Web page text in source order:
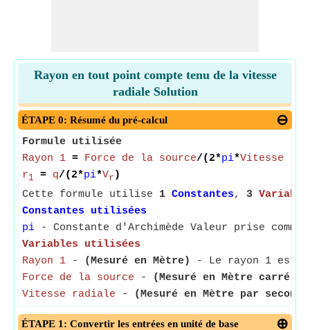
Rayon en tout point compte tenu de la vitesse
radiale Solution
ÉTAPE 0: Résumé du pré-calcul
Formule utilisée
Rayon 1 = Force de la source/(2*pi*Vitesse
r1 = q/(2*pi*Vr )
Cette formule utilise 1 Constantes, 3
Constantes utilisées
pi - Constante d'Archimède Valeur prise comme
Variables utilisées
Rayon 1 - (Mesuré en Mètre)
- Le rayon 1 est
Force de la source -
(Mesuré en Mètre carré
Vitesse radiale - (Mesuré en Mètre par
ÉTAPE 1: Convertir les entrées en unité de base